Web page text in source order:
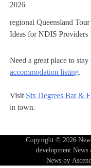
2026
regional Queensland
Ideas for NDIS Providers
Need a great place to
accommodation listing.
Visit Six Degrees Bar &
in town.
Copyright © 2026
development News
News by